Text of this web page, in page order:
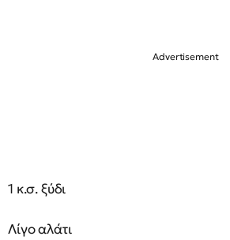
1 κ.σ. ξύδι
Λίγο αλάτι